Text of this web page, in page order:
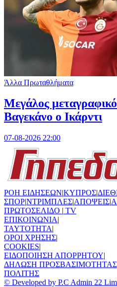
Άλλα Πρωταθλήματα
Μεγάλος
Βαγεκάνο ο Ικάρντι
07-08-2026 22:00
ΡΟΗ ΕΙΔΗΣΕΩΝ|ΚΥΠΡΟΣ|
ΣΠΟΡ|ΝΤΡΙΜΠΛΕΣ|ΑΠΟΨΕΙΣ|
ΠΡΩΤΟΣΕΛΙΔΟ | TV
ΕΠΙΚΟΙΝΩΝΙΑ|
TAYTOTHTA|
ΟΡΟΙ ΧΡΗΣΗΣ|
COOKIES|
ΕΙΔΟΠΟΙΗΣΗ ΑΠΟΡΡΗΤΟΥ|
ΔΗΛΩΣΗ ΠΡΟΣΒΑΣΙΜΟΤΗΤΑΣ
ΠΟΛΙΤΗΣ
© Developed by P.C Admin 22